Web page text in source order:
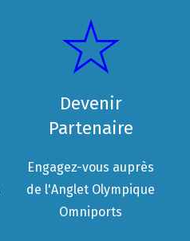
Devenir
Partenaire
Engagez-vous auprès
de l'Anglet Olympique
Omniports